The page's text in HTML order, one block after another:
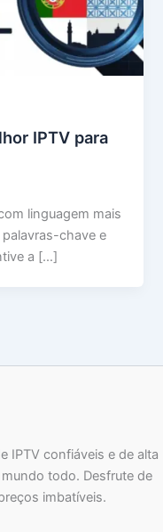
IPTV para
linguagem mais
palavras-chave e
a […]
IPTV confiáveis e de alta
todo. Desfrute de
imbatíveis.